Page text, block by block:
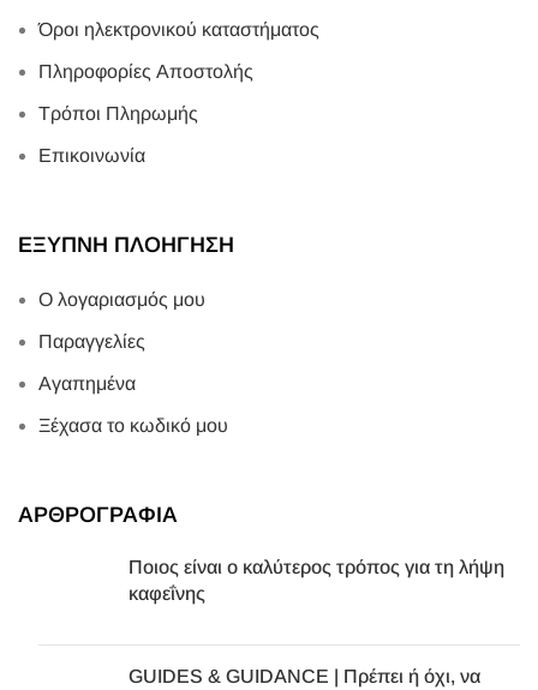
Όροι ηλεκτρονικού καταστήματος
Πληροφορίες Αποστολής
Τρόποι Πληρωμής
Επικοινωνία
ΕΞΥΠΝΗ ΠΛΟΗΓΗΣΗ
Ο λογαριασμός μου
Παραγγελίες
Αγαπημένα
Ξέχασα το κωδικό μου
ΑΡΘΡΟΓΡΑΦΙΑ
Ποιος είναι ο καλύτερος τρόπος για τη λήψη
καφεΐνης
GUIDES & GUIDANCE | Πρέπει ή όχι, να